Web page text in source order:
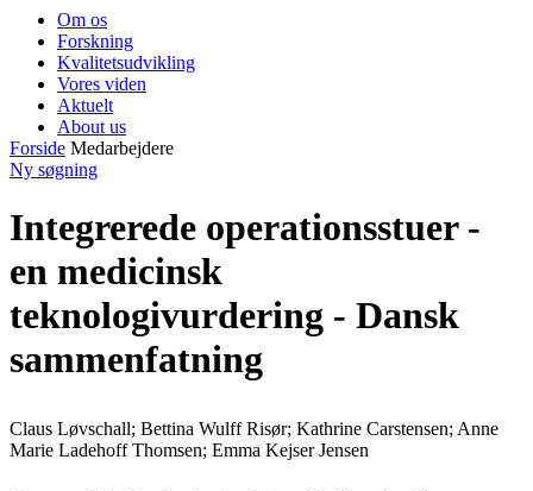
Om os
Forskning
Kvalitetsudvikling
Vores viden
Aktuelt
About us
Forside Medarbejdere
Ny søgning
Integrerede operationsstuer -
en medicinsk
teknologivurdering - Dansk
sammenfatning
Claus Løvschall; Bettina Wulff Risør; Kathrine Carstensen; Anne
Marie Ladehoff Thomsen; Emma Kejser Jensen